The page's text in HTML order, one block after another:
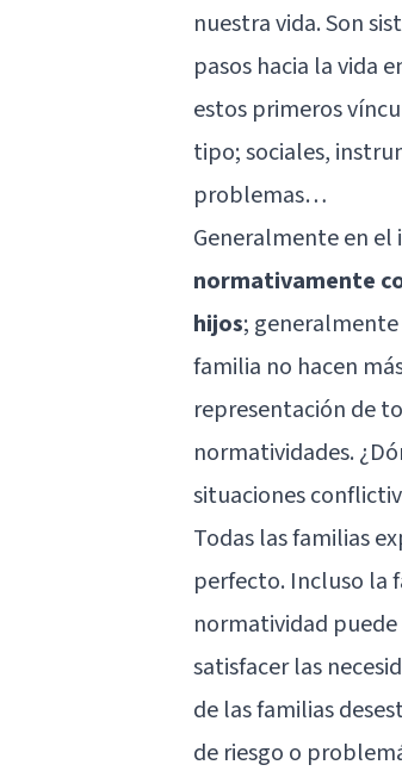
nuestra vida. Son
pasos hacia la vida
estos primeros
tipo; sociales,
problemas…
Generalmente en
normativamente
hijos;
familia no hacen
representación de
normatividades.
situaciones
Todas las familias
perfecto. Incluso la
normatividad
satisfacer las
de las familias
de riesgo o